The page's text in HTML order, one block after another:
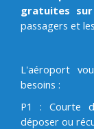
gratuites
passagers et
L'aéroport
besoins :
P1 : Courte
déposer ou